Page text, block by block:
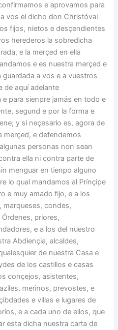
e aprovamos para
vos el dicho don Christóval
fijos, nietos e desçendientes
herederos la sobredicha
e la merçed en ella
e es nuestra merçed e
a vos e a vuestros
de aquí adelante
para sienpre jamás en todo e
segund e por la forma e
y si neçesario es, agora de
merçed, e defendemos
personas non sean
ella ni contra parte de
menguar en tienpo alguno
lo qual mandamos al Prínçipe
e muy amado fijo, e a los
marqueses, condes,
priores,
e a los del nuestro
Abdiençia, alcaldes,
de nuestra Casa e
de los castillos e casas
conçejos, asistentes,
merinos, prevostes, e
e villas e lugares de
e a cada uno de ellos, que
esta dicha nuestra carta de